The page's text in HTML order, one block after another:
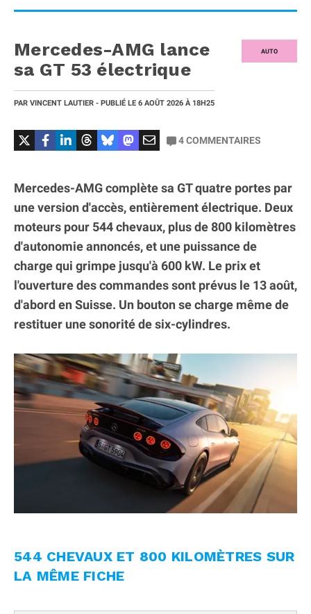
AUTO
Mercedes-AMG lance
sa GT 53 électrique
PAR VINCENT LAUTIER - PUBLIÉ LE 6 AOÛT 2026 À 18H25
4COMMENTAIRES
Mercedes-AMG complète sa GT quatre portes par
une version d'accès, entièrement électrique. Deux
moteurs pour 544 chevaux, plus de 800 kilomètres
d'autonomie annoncés, et une puissance de
charge qui grimpe jusqu'à 600 kW. Le prix et
l'ouverture des commandes sont prévus le 13 août,
d'abord en Suisse. Un bouton se charge même de
restituer une sonorité de six-cylindres.
544 CHEVAUX ET 800 KILOMÈTRES SUR
LA MÊME FICHE